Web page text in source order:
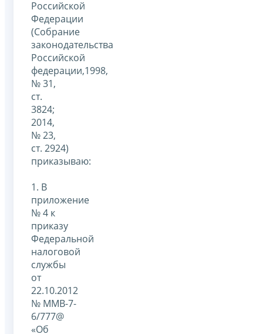
Российской
Федерации
(Собрание
законодательства
Российской
федерации,1998,
№ 31,
ст.
3824;
2014,
№ 23,
ст. 2924)
приказываю:
1. В
приложение
№ 4 к
приказу
Федеральной
налоговой
службы
от
22.10.2012
№ ММВ-7-
6/777@
«Об